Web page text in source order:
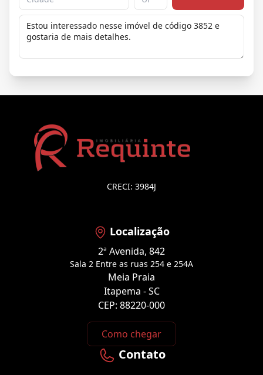
CRECI: 3984J
Localização
2ª Avenida, 842
Sala 2 Entre as ruas 254 e 254A
Meia Praia
Itapema - SC
CEP: 88220-000
Como chegar
Contato